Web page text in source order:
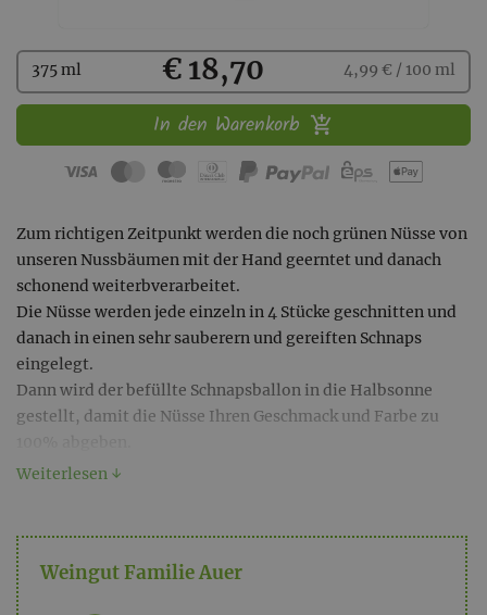
Kaufen
375 ml € 18,70 4,99 € / 100 ml
In den Warenkorb
Zum richtigen Zeitpunkt werden die noch grünen Nüsse von
unseren Nussbäumen mit der Hand geerntet und danach
schonend weiterbverarbeitet.
Die Nüsse werden jede einzeln in 4 Stücke geschnitten und
danach in einen sehr sauberern und gereiften Schnaps
eingelegt.
Dann wird der befüllte Schnapsballon in die Halbsonne
gestellt, damit die Nüsse Ihren Geschmack und Farbe zu
Nach genügend Zeit erhält der Likör seine typische braune
Alkohlgehalt: 37 %Vol
Weiterlesen ↓
Weingut Familie Auer